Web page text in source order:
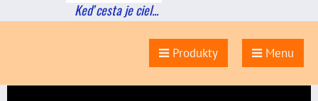
Keď cesta je ciel...
Produkty Menu